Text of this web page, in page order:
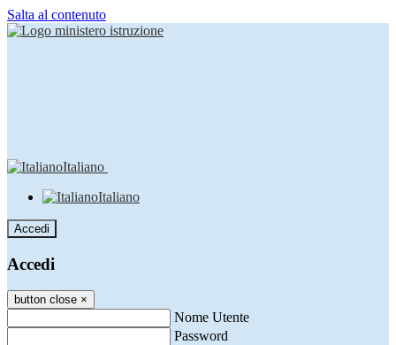
Salta al contenuto
Italiano
Italiano
Accedi
Accedi
button close ×
Nome Utente
Password